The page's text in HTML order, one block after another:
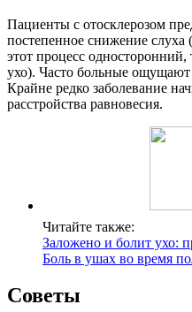
Пациенты с отосклерозом
постепенное снижение
этот процесс односторонний,
ухо). Часто больные
Крайне редко заболевание
расстройства равновесия.
Читайте также:
Заложено и болит ухо:
Боль в ушах во время
Советы